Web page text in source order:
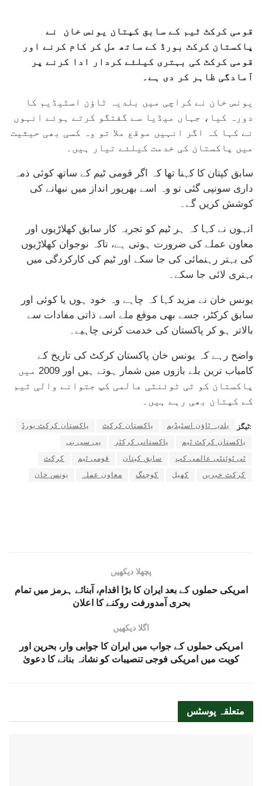
قومی کرکٹ ٹیم کے سابق کپتان یونس خان نے
پاکستان کرکٹ بورڈ کے ساتھ مل کر کام کرنے اور
قومی کرکٹ کی بہتری کیلئے کردار ادا کرنے پر
آمادگی ظاہر کر دی ہے۔
یونس خان نے کراچی میں بلدیہ ٹاؤن اسٹیڈیم کا
دورہ کیا، جہاں میڈیا سے گفتگو کرتے ہوئے انہوں
نے کہا کہ اگر انہیں موقع ملا تو وہ کسی بھی حیثیت
میں پاکستان کی خدمت کیلئے تیار ہیں۔
سابق کپتان کا کہنا تھا کہ اگر قومی ٹیم کے ساتھ کوئی ذمہ
داری سونپی گئی تو وہ اسے بھرپور انداز میں نبھانے کی
کوشش کریں گے۔
انہوں نے کہا کہ ہر ٹیم کو تجربہ کار سابق کھلاڑیوں اور
معاون عملے کی ضرورت ہوتی ہے، تاکہ نوجوان کھلاڑیوں
کی بہتر رہنمائی کی جا سکے اور ٹیم کی کارکردگی میں
بہتری لائی جا سکے۔
یونس خان نے مزید کہا کہ چاہے وہ خود ہوں یا کوئی اور
سابق کرکٹر، جسے بھی موقع ملے اسے ذاتی مفادات سے
بالاتر ہو کر پاکستان کی خدمت کرنی چاہیے۔
واضح رہے کہ یونس خان پاکستان کرکٹ کی تاریخ کے
کامیاب ترین بلے بازوں میں شمار ہوتے ہیں اور 2009 میں
پاکستان کو ٹی ٹوئنٹی عالمی کپ جتوانے والی ٹیم
کے کپتان بھی رہے ہیں۔
ٹیگز: بلدیہ ٹاؤن اسٹیڈیم پاکستان کرکٹ
پاکستان کرکٹ بورڈ
پاکستان کرکٹ ٹیم
پاکستانی کرکٹر
پی سی بی
ٹی ٹوئنٹی عالمی کپ
سابق کپتان قومی ٹیم
کرکٹ
کرکٹ خبریں
کھیل کوچنگ معاون عملہ یونس خان
پچھلا دیکھیں
امریکی حملوں کے بعد ایران کا بڑا اقدام، آبنائے ہرمز میں تمام
بحری آمدورفت روکنے کا اعلان
اگلا دیکھیں
امریکی حملوں کے جواب میں ایران کا جوابی وار، بحرین اور
کویت میں امریکی فوجی تنصیبات کو نشانہ بنانے کا دعویٰ
متعلقہ پوسٹس